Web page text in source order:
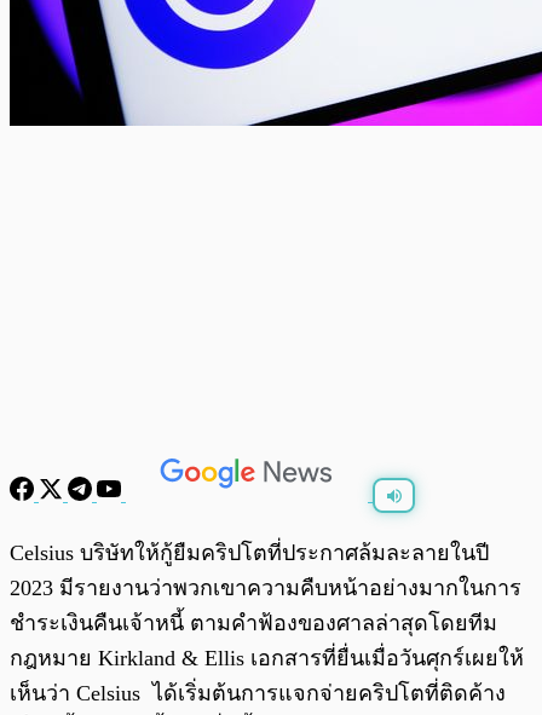
พร้อมเล่น /0:00
Celsius บริษัทให้กู้ยืมคริปโตที่ประกาศล้มละลายในปี
2023 มีรายงานว่าพวกเขาความคืบหน้าอย่างมากในการ
ชำระเงินคืนเจ้าหนี้ ตามคำฟ้องของศาลล่าสุดโดยทีม
กฎหมาย Kirkland & Ellis เอกสารที่ยื่นเมื่อวันศุกร์เผยให้
เห็นว่า Celsius ได้เริ่มต้นการแจกจ่ายคริปโตที่ติดค้าง